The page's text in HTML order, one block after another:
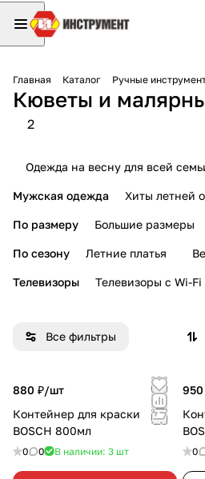
Главная Каталог Ручные
Кюветы и
2
Одежда на весну для всей
Мужская одежда Хиты летней
По размеру Большие размеры
По сезону Летние платья
Телевизоры Телевизоры с Wi-Fi
Все фильтры
880 ₽/шт
Контейнер для краски
BOSCH 800мл
0 0 В наличии: 3 шт 0